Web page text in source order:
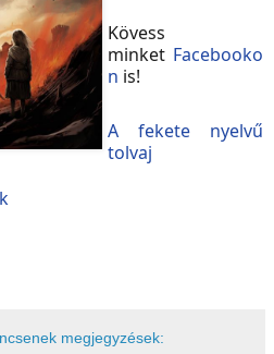
Kövess
minket Facebooko
n is!
A fekete nyelvű
tolvaj
megjegyzések: